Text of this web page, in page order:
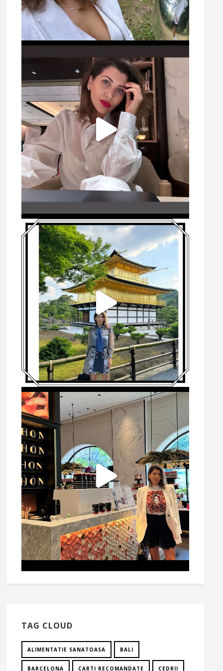
TAG CLOUD
ALIMENTATIE SANATOASA BALI
BARCELONA CARTI RECOMANDATE CEDRII